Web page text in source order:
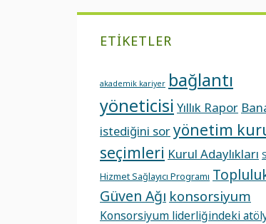
ETIKETLER
akademik kariyer bağlantı
yöneticisi Yıllık Rapor
istediğini soryönetim
seçimleri Kurul Adaylıkları
Hizmet Sağlayıcı Programı
Güven Ağı konsorsiyum
Konsorsiyum liderliğindeki